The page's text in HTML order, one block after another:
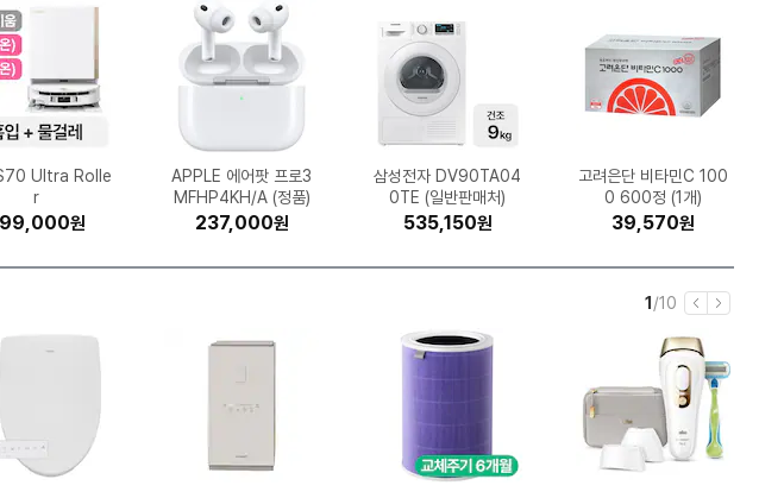
Ultra Rolle
r
원
APPLE 에어팟 프로3
MFHP4KH/A (정품)
237,000원
삼성전자 DV90TA04
0TE (일반판매처)
535,150원
고려은단 비타민C 100
0 600정 (1개)
39,570원
자 갤럭시워치8
블루투스 (정품)
원
GS칼텍스 킥스 파오 10
0 0W30 1L (1개)
11,150원
알앤더스 캐디톡 미니온
2
196,790원
Brother 정품 무한 DC
P-T730DW (무한잉
크)
299,000원
자 DDR5-560
0 (16GB)
원
무아스 3D LED 벽시계
빅플러스 화이트
26,990원
노스페이스 액티비스트
보아 고어텍스 NS95P
04A
94,050원
오므론 HEM-7156T
113,410원
Q1 Airo 메쉬
컴퓨터 책상 의
자
원
허먼밀러 뉴 에어론 풀
체어+호환 헤드레스트
해외구매 (B size)
952,900원
시디즈 T50 AIR LIGH
T 메쉬 의자
262,650원
SK엔무브 지크 X7 SP
5W30 4L (1개)
18,170원
코 커클랜드 울트
린 캡슐세제 140
개입 (1개)원
롯데칠성음료 펩시콜라
제로슈거 라임향 1.25L
(12개)
11,000원
삼성전자 SL-C563W
(기본토너)
352,000원
광동제약 제주 삼다수
그린 2L (24개)
19,000원
미 호라이즌 20
MAX (정품)
원
린백 책상 의자 LB221
HA
98,000원
삼성전자 갤럭시S26 울
트라 256GB, 자급제
(블랙)
1,639,560원
믈레코비타 아이러브밀
크 3.5% 멸균우유 1L
(12개)
19,220원
패션 폴햄 쿨맥스
치 슬림 슬랙스 P
8,210원
대상웰라이프 뉴케어 구
수한맛 200ml (30개)
46,690원
SK엔무브 지크 X7 LS
5W30 6L (1개)
29,410원
네파 하이플로우 쿠시
고어텍스 7JC7620
64,800원
힐링미 파타야
(일반설치)
원
무아스 퓨어 미니 LED
시계
7,040원
크록스 바야밴드 클로그
205089-066
26,090원
케이에스스포츠 스타카
토 인세인 피니시모 울
테 로드 700C (2024
1,787,500원
자 비스포크 무풍
핏 AW06C715
(무료설치)
원
스탠리 퀜처 H2.0 플로
우스테이트 텀블러 88
7ml (일반)
26,950원
나이키 레볼루션 8 HJ
9198-003 (공식판매
처)
51,264원
벤트론스 침대형 발받침
중역 사무용 의자
72,800원
품 맥심 화이트골
스틱 400개입
(1개) 원
현대일렉트릭 2구 16A
누전차단 고용량 멀티탭
(1.5m)
13,840원
깨끗한나라 순수 프리미
엄 30m (30롤) (3팩)
35,760원
파인디지털 파인뷰 X7
700 프로 2채널 (32G
B)
211,650원
현
1 /전
10
이 다